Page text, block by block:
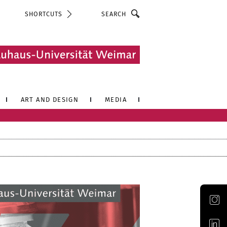
SHORTCUTS
ART AND DESIGN MEDIA